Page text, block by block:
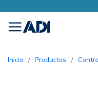
menu
Inicio / Productos /